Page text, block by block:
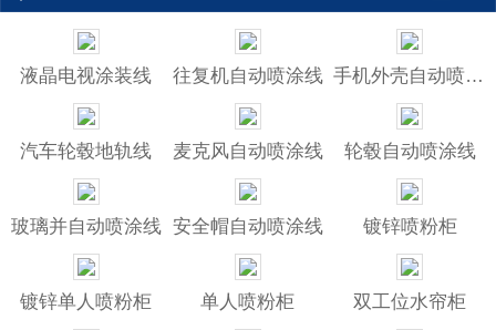
液晶电视涂装线 往复机自动喷涂线 手机外壳自动喷涂线
汽车轮毂地轨线 麦克风自动喷涂线 轮毂自动喷涂线
玻璃并自动喷涂线 安全帽自动喷涂线 镀锌喷粉柜
镀锌单人喷粉柜 单人喷粉柜 双工位水帘柜